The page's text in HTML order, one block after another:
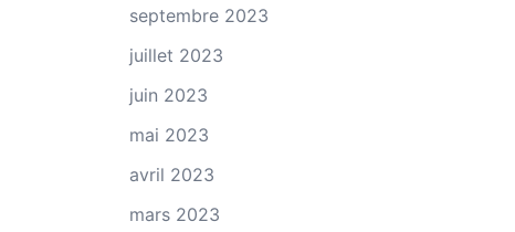
septembre 2023
juillet 2023
juin 2023
mai 2023
avril 2023
mars 2023